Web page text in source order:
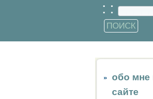
: :
обо мне
сайте